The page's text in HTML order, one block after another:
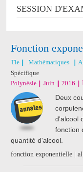
SESSION
Fonction
Tle Mathématiques
Spécifique
Polynésie
Juin 2016
Deux
d'alcool
fonction
quantité d'alcool.
fonction exponentielle |